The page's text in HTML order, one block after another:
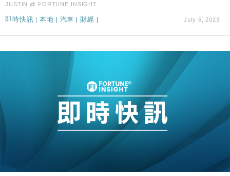
JUSTIN @ FORTUNE INSIGHT
即時快訊 |本地 汽車 財經 July 6, 2023